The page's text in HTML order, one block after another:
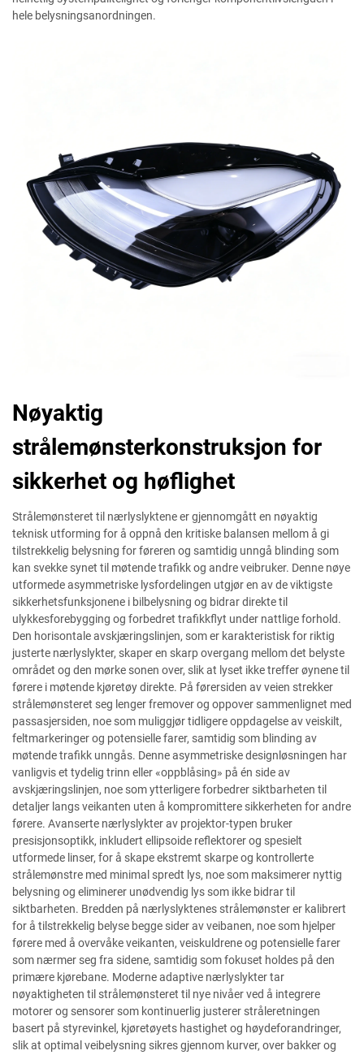
hele belysningsanordningen.
Nøyaktig
strålemønsterkonstruksjon for
sikkerhet og høflighet
Strålemønsteret til nærlyslyktene er gjennomgått en nøyaktig
teknisk utforming for å oppnå den kritiske balansen mellom å gi
tilstrekkelig belysning for føreren og samtidig unngå blinding som
kan svekke synet til møtende trafikk og andre veibruker. Denne nøye
utformede asymmetriske lysfordelingen utgjør en av de viktigste
sikkerhetsfunksjonene i bilbelysning og bidrar direkte til
ulykkesforebygging og forbedret trafikkflyt under nattlige forhold.
Den horisontale avskjæringslinjen, som er karakteristisk for riktig
justerte nærlyslykter, skaper en skarp overgang mellom det belyste
området og den mørke sonen over, slik at lyset ikke treffer øynene til
førere i møtende kjøretøy direkte. På førersiden av veien strekker
strålemønsteret seg lenger fremover og oppover sammenlignet med
passasjersiden, noe som muliggjør tidligere oppdagelse av veiskilt,
feltmarkeringer og potensielle farer, samtidig som blinding av
møtende trafikk unngås. Denne asymmetriske designløsningen har
vanligvis et tydelig trinn eller «oppblåsing» på én side av
avskjæringslinjen, noe som ytterligere forbedrer siktbarheten til
detaljer langs veikanten uten å kompromittere sikkerheten for andre
førere. Avanserte nærlyslykter av projektor-typen bruker
presisjonsoptikk, inkludert ellipsoide reflektorer og spesielt
utformede linser, for å skape ekstremt skarpe og kontrollerte
strålemønstre med minimal spredt lys, noe som maksimerer nyttig
belysning og eliminerer unødvendig lys som ikke bidrar til
siktbarheten. Bredden på nærlyslyktenes strålemønster er kalibrert
for å tilstrekkelig belyse begge sider av veibanen, noe som hjelper
førere med å overvåke veikanten, veiskuldrene og potensielle farer
som nærmer seg fra sidene, samtidig som fokuset holdes på den
primære kjørebane. Moderne adaptive nærlyslykter tar
nøyaktigheten til strålemønsteret til nye nivåer ved å integrere
motorer og sensorer som kontinuerlig justerer stråleretningen
basert på styrevinkel, kjøretøyets hastighet og høydeforandringer,
slik at optimal veibelysning sikres gjennom kurver, over bakker og